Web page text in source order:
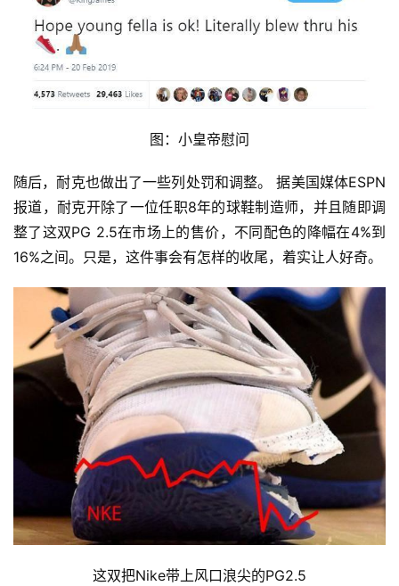
图：小皇帝慰问
随后，耐克也做出了一些列处罚和调整。 据美国媒体ESPN
报道，耐克开除了一位任职8年的球鞋制造师，并且随即调
整了这双PG 2.5在市场上的售价，不同配色的降幅在4%到
16%之间。只是，这件事会有怎样的收尾，着实让人好奇。
这双把Nike带上风口浪尖的PG2.5